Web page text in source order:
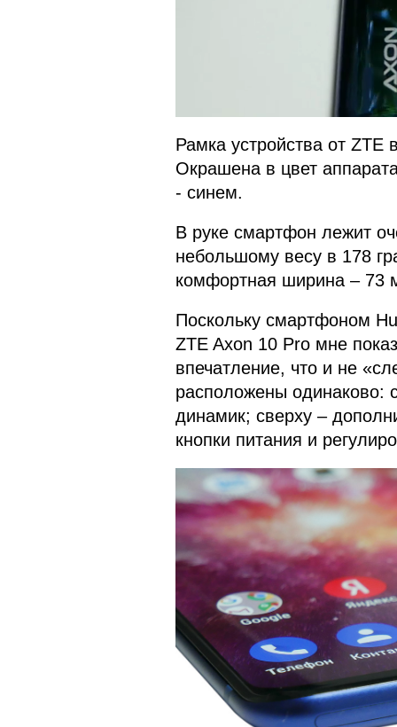
Рамка устройства от
Окрашена в цвет
- синем.
В руке смартфон лежит
небольшому весу в 178
комфортная ширина – 73
Поскольку смартфоном
ZTE Axon 10 Pro мне
впечатление, что и не
расположены одинаково:
динамик; сверху –
кнопки питания и